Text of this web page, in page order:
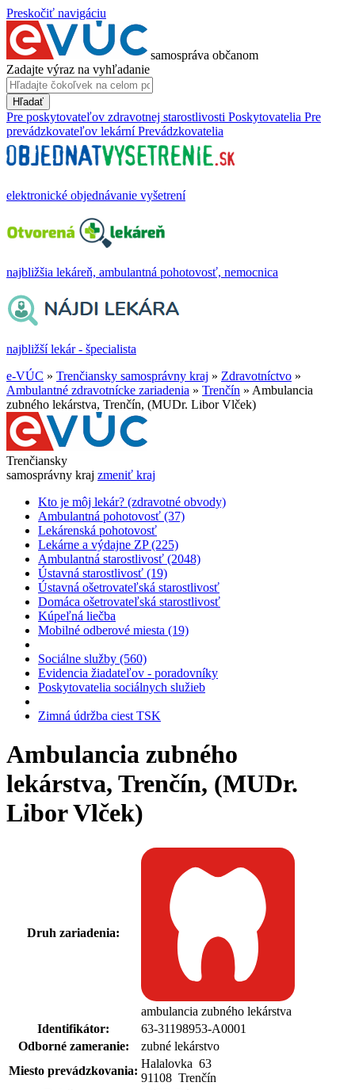
Preskočiť navigáciu
samospráva občanom
Zadajte výraz na vyhľadanie
Hľadať
Pre poskytovateľov zdravotnej starostlivosti Poskytovatelia Pre
prevádzkovateľov lekární Prevádzkovatelia
elektronické objednávanie vyšetrení
najbližšia lekáreň, ambulantná pohotovosť, nemocnica
najbližší lekár - špecialista
e-VÚC » Trenčiansky samosprávny kraj » Zdravotníctvo »
Ambulantné zdravotnícke zariadenia » Trenčín » Ambulancia
zubného lekárstva, Trenčín, (MUDr. Libor Vlček)
Trenčiansky
samosprávny kraj zmeniť kraj
Kto je môj lekár? (zdravotné obvody)
Ambulantná pohotovosť (37)
Lekárenská pohotovosť
Lekárne a výdajne ZP (225)
Ambulantná starostlivosť (2048)
Ústavná starostlivosť (19)
Ústavná ošetrovateľská starostlivosť
Domáca ošetrovateľská starostlivosť
Kúpeľná liečba
Mobilné odberové miesta (19)
Sociálne služby (560)
Evidencia žiadateľov - poradovníky
Poskytovatelia sociálnych služieb
Zimná údržba ciest TSK
Ambulancia zubného
lekárstva, Trenčín, (MUDr.
Libor Vlček)
Druh zariadenia:
ambulancia zubného lekárstva
Identifikátor:
63-31198953-A0001
Odborné zameranie:
zubné lekárstvo
Miesto prevádzkovania:
Halalovka 63
91108 Trenčín